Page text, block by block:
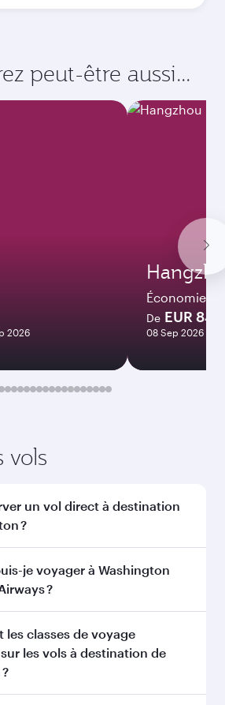
peut-être aussi...
2026
Économie
De EUR 847
08 Sep 2026 -
vols
un vol direct à destination
?
opère des vols directs vers
les vols depuis notre
je voyager à Washington
?
directement à
Qatar Airways. Nous
de 150 destinations via Doha,
les classes de voyage
les vols à destination de